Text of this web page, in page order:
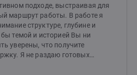
подходе, выстраивая для
маршрут работы. В работе я
структуре, глубине и
темой и историей Вы ни
уверены, что получите
Я не раздаю готовых